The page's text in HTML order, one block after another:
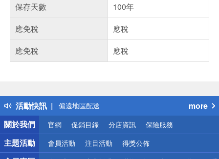
保存天數
100年
應免稅
應稅
應免稅
應稅
活動快訊
詐騙網頁！請小心！
銀行優惠
偏遠地區配送
詐騙網頁！請小心！
more
關於我們
官網 促銷目錄 分店資訊 保險服務
主題活動 會員活動 注目活動 得獎公佈